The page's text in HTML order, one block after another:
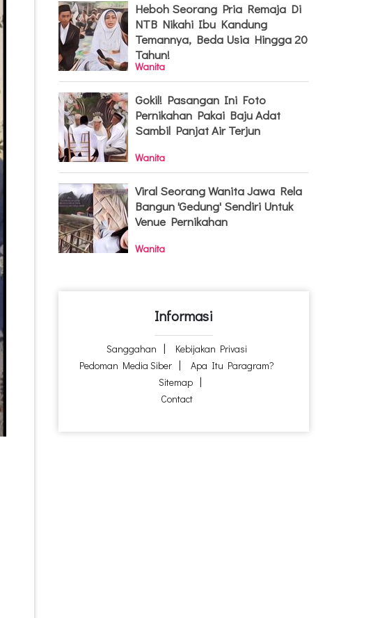
Heboh Seorang Pria Remaja Di
NTB Nikahi Ibu Kandung
Temannya, Beda Usia Hingga 20
Tahun!
Wanita
Gokil! Pasangan Ini Foto
Pernikahan Pakai Baju Adat
Sambil Panjat Air Terjun
Wanita
Viral Seorang Wanita Jawa Rela
Bangun 'Gedung' Sendiri Untuk
Venue Pernikahan
Wanita
Informasi
Sanggahan
Kebijakan Privasi
Pedoman Media Siber
Apa Itu Paragram?
Sitemap
Contact